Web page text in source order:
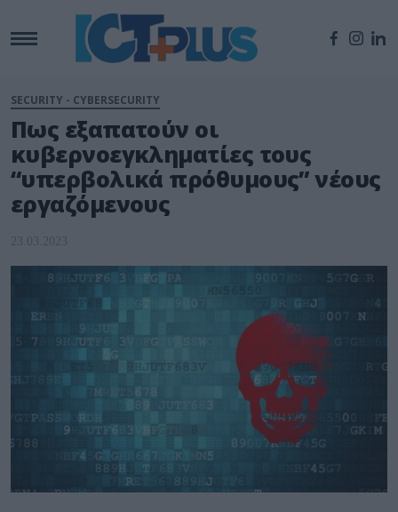
SECURITY - CYBERSECURITY
Πως εξαπατούν οι
κυβερνοεγκληματίες τους
“υπερβολικά πρόθυμους” νέους
εργαζόμενους
23.03.2023